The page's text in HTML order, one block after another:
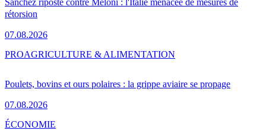
rétorsion
07.08.2026
Poulets, bovins et ours polaires : la grippe aviaire se propage
07.08.2026
PROAGRICULTURE & ALIMENTATION
ÉCONOMIE